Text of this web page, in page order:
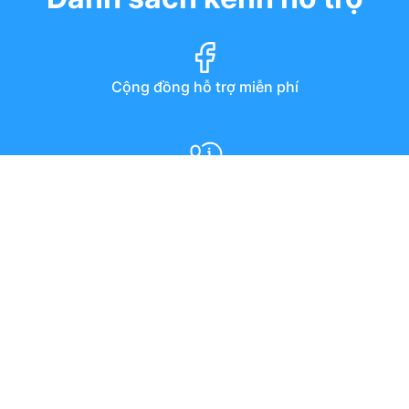
Cộng đồng hỗ trợ miễn phí